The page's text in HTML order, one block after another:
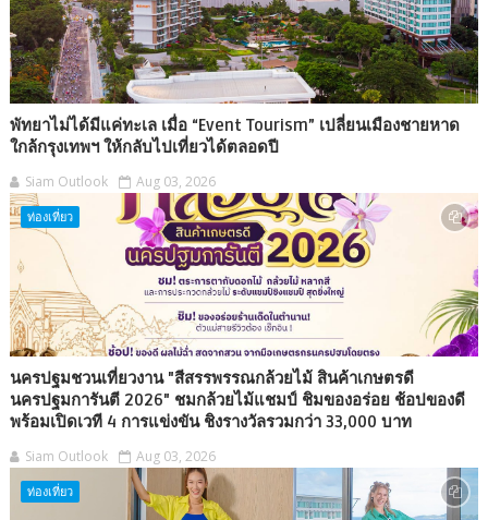
พัทยาไม่ได้มีแค่ทะเล เมื่อ “Event Tourism” เปลี่ยนเมืองชายหาด
ใกล้กรุงเทพฯ ให้กลับไปเที่ยวได้ตลอดปี
Siam Outlook Aug 03, 2026
ท่องเที่ยว
นครปฐมชวนเที่ยวงาน "สีสรรพรรณกล้วยไม้ สินค้าเกษตรดี
นครปฐมการันตี 2026" ชมกล้วยไม้แชมป์ ชิมของอร่อย ช้อปของดี
พร้อมเปิดเวที 4 การแข่งขัน ชิงรางวัลรวมกว่า 33,000 บาท
Siam Outlook Aug 03, 2026
ท่องเที่ยว